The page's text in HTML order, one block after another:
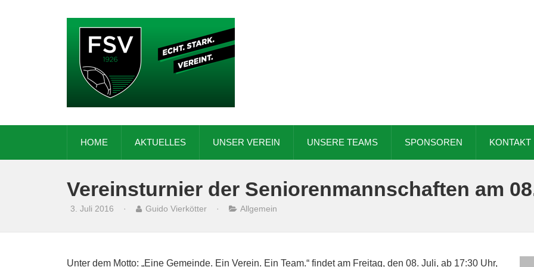
HOME AKTUELLES UNSER VEREIN UNSERE TEAMS SPONSOREN KONTAKT
Vereinsturnier der Seniorenmannschaften am
3. Juli 2016 · Guido Vierkötter · Allgemein
Unter dem Motto: „Eine Gemeinde. Ein Verein. Ein Team.“ findet am Freitag, den 08. Juli, ab 17:30 Uhr,